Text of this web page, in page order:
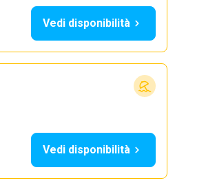
Vedi disponibilità
Vedi disponibilità